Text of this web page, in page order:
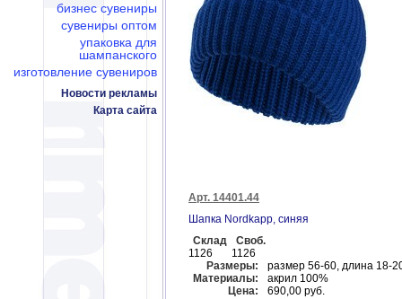
бизнес сувениры
сувениры оптом
упаковка для
шампанского
изготовление сувениров
Новости рекламы
Карта сайта
Арт. 14401.44
Шапка Nordkapp, синяя
Склад
Своб.
1126
1126
Размеры:
размер 56-60, длина 18-
Материалы:
акрил 100%
Цена:
690,00 руб.